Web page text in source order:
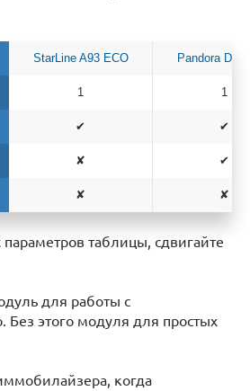
StarLine A93 ECO
1
✔
✘
✘
Pandora DX-
1
✔
✔
✘
таблицы, сдвигайте
для работы с
Без этого модуля для простых
когда